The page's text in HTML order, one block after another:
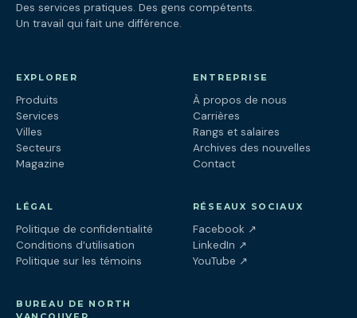
Des services pratiques. Des gens compétents.
Un travail qui fait une différence.
EXPLORER
Produits
Services
Villes
Secteurs
Magazine
ENTREPRISE
À propos de nous
Carrières
Rangs et salaires
Archives des nouvelles
Contact
LÉGAL
Politique de confidentialité
Conditions d’utilisation
Politique sur les témoins
RÉSEAUX SOCIAUX
Facebook ↗(ouvre dans un
LinkedIn ↗(ouvre dans un
YouTube ↗(ouvre dans un
BUREAU DE NORTH